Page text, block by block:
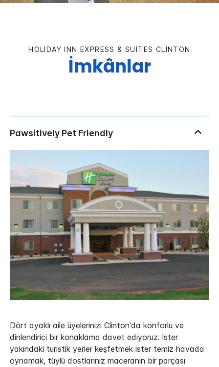
HOLIDAY INN EXPRESS & SUITES CLINTON
İmkânlar
Dört ayaklı aile üyelerinizi Clinton'da konforlu ve
dinlendirici bir konaklama davet ediyoruz. İster
yakındaki turistik yerler keşfetmek ister temiz havada
oynamak, tüylü dostlarınız maceranın bir parçası